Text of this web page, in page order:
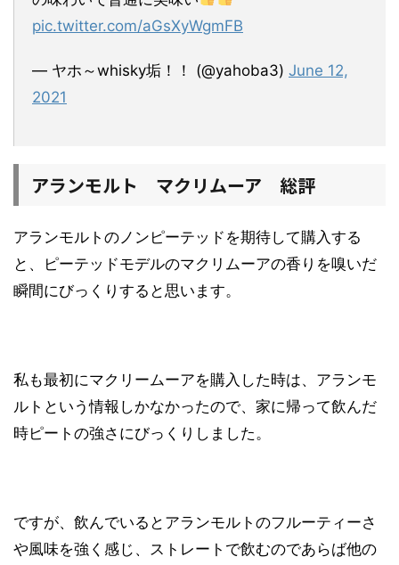
pic.twitter.com/aGsXyWgmFB
— ヤホ～whisky垢！！ (@yahoba3) June 12,
2021
アランモルト マクリムーア 総評
アランモルトのノンピーテッドを期待して購入する
と、ピーテッドモデルのマクリムーアの香りを嗅いだ
瞬間にびっくりすると思います。
私も最初にマクリームーアを購入した時は、アランモ
ルトという情報しかなかったので、家に帰って飲んだ
時ピートの強さにびっくりしました。
ですが、飲んでいるとアランモルトのフルーティーさ
や風味を強く感じ、ストレートで飲むのであらば他の